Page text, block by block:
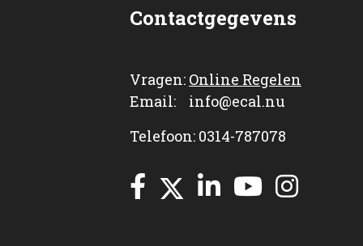
Contactgegevens
Vragen: Online Regelen
Email: info@ecal.nu
Telefoon: 0314-787078